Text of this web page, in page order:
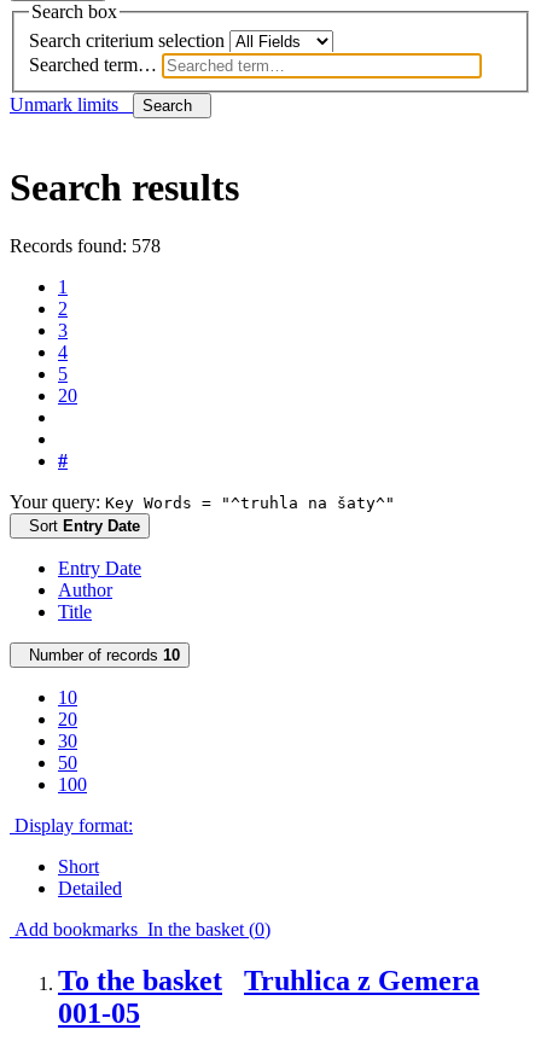
Search box
Search criterium selection
Searched term…
Unmark limits
Search
Search results
Records found: 578
1
2
3
4
5
20
#
Your query: Key Words = "^truhla na šaty^"
Sort Entry Date
Entry Date
Author
Title
Number of records 10
10
20
30
50
100
Display format:
Short
Detailed
Add bookmarks In the basket (0)
To the basket
Truhlica z Gemera
001-05